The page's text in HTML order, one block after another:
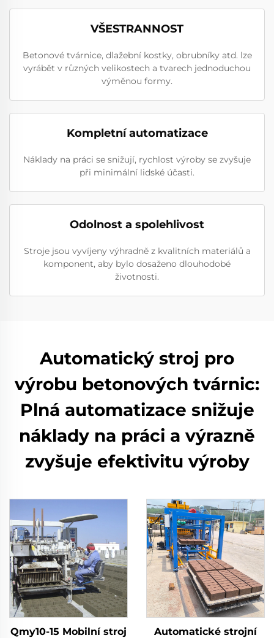
VŠESTRANNOST
Betonové tvárnice, dlažební kostky, obrubníky atd. lze
vyrábět v různých velikostech a tvarech jednoduchou
výměnou formy.
Kompletní automatizace
Náklady na práci se snižují, rychlost výroby se zvyšuje
při minimální lidské účasti.
Odolnost a spolehlivost
Stroje jsou vyvíjeny výhradně z kvalitních materiálů a
komponent, aby bylo dosaženo dlouhodobé
životnosti.
Automatický stroj pro
výrobu betonových tvárnic:
Plná automatizace snižuje
náklady na práci a výrazně
zvyšuje efektivitu výroby
Qmy10-15 Mobilní stroj
Automatické strojní